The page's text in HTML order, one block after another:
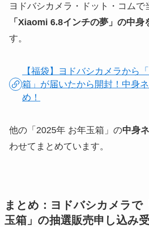
ヨドバシカメラ・ドット・コムで
「Xiaomi 6.8インチの夢」の中身
す。
【福袋】ヨドバシカメラから
箱」が届いたから開封！中身
め！
他の「2025年 お年玉箱」の中身
わせてまとめています。
まとめ：ヨドバシカメラで
玉箱」の抽選販売申し込み